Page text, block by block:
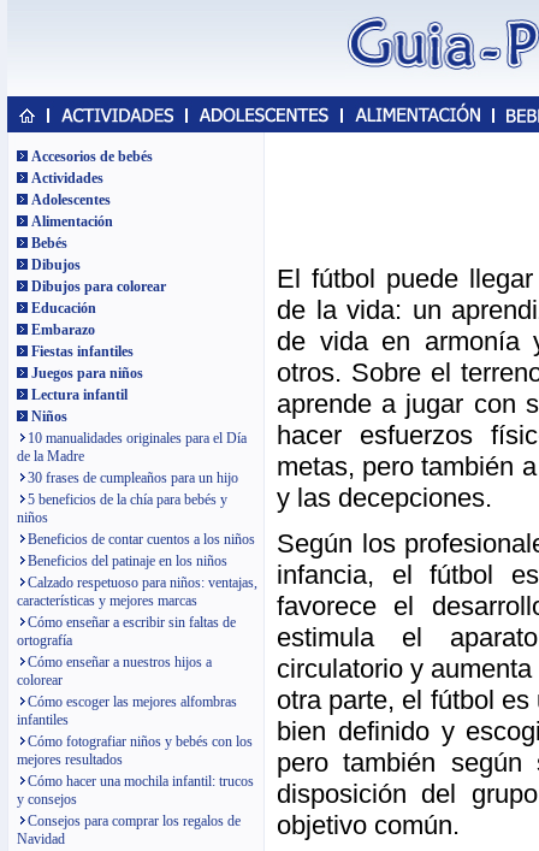
Accesorios de bebés
Actividades
Adolescentes
Alimentación
Bebés
Dibujos
Dibujos para colorear
Educación
Embarazo
Fiestas infantiles
Juegos para niños
Lectura infantil
Niños
10 manualidades originales para el Día
de la Madre
30 frases de cumpleaños para un hijo
5 beneficios de la chía para bebés y
niños
Beneficios de contar cuentos a los niños
Beneficios del patinaje en los niños
Calzado respetuoso para niños: ventajas,
características y mejores marcas
Cómo enseñar a escribir sin faltas de
ortografía
Cómo enseñar a nuestros hijos a
colorear
Cómo escoger las mejores alfombras
infantiles
Cómo fotografiar niños y bebés con los
mejores resultados
Cómo hacer una mochila infantil: trucos
y consejos
Consejos para comprar los regalos de
Navidad
El fútbol puede
de la vida: un
de vida en armonía
otros. Sobre el
aprende a jugar con
hacer esfuerzos
metas, pero también
y las decepciones.
Según los
infancia, el fútbol
favorece el
estimula el
circulatorio y
otra parte, el fútbol
bien definido y
pero también
disposición del
objetivo común.